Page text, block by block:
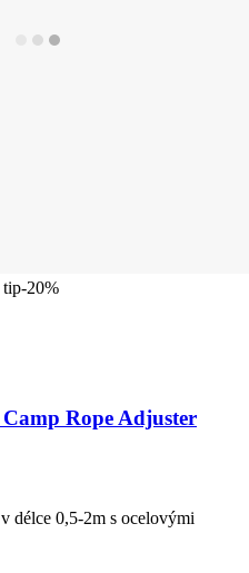
tip-20%
Rope Adjuster
délce 0,5-2m s ocelovými